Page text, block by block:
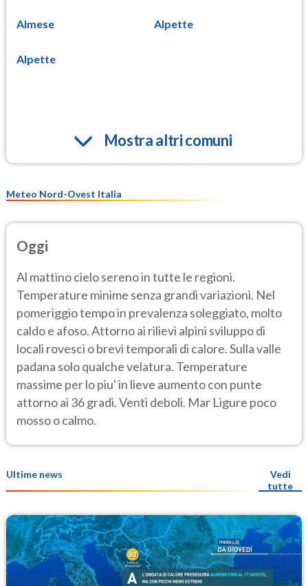
Almese Alpette
Alpette
Mostra altri comuni
Meteo Nord-Ovest Italia
Oggi
Al mattino cielo sereno in tutte le regioni.
Temperature minime senza grandi variazioni. Nel
pomeriggio tempo in prevalenza soleggiato, molto
caldo e afoso. Attorno ai rilievi alpini sviluppo di
locali rovesci o brevi temporali di calore. Sulla valle
padana solo qualche velatura. Temperature
massime per lo piu' in lieve aumento con punte
attorno ai 36 gradi. Venti deboli. Mar Ligure poco
mosso o calmo.
Ultime news
Vedi
tutte